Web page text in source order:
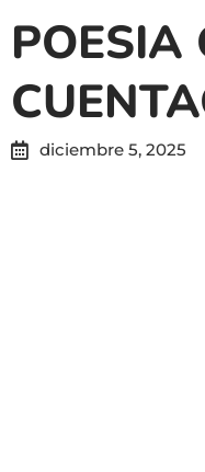
POESIA
diciembre 5, 2025